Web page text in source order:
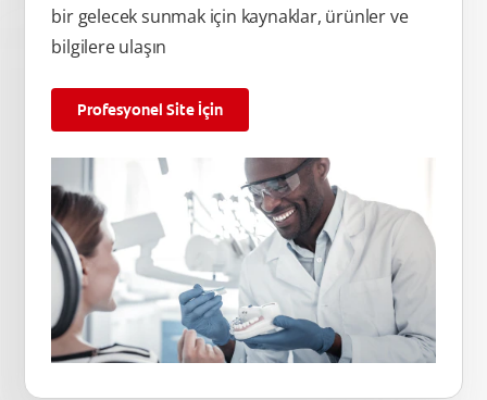
bir gelecek sunmak için kaynaklar, ürünler ve
bilgilere ulaşın
Profesyonel Site İçin